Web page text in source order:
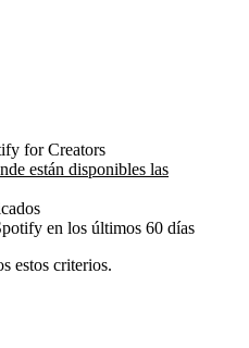
for Creators
están disponibles las
en los últimos 60 días
estos criterios.